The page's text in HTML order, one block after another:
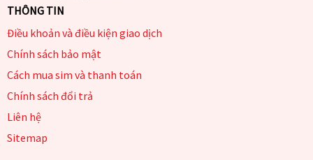
THÔNG TIN
Điều khoản và điều kiện giao dịch
Chính sách bảo mật
Cách mua sim và thanh toán
Chính sách đổi trả
Liên hệ
Sitemap